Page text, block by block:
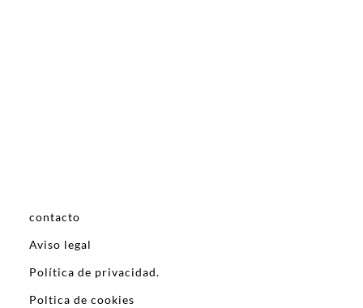
contacto
Aviso legal
Política de privacidad.
Poltica de cookies